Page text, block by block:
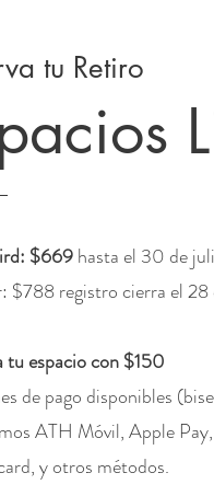
tu Retiro
$669hasta el 30 de
$788 registro cierra el
tu espacio con $150
de pago disponibles
ATH Móvil, Apple
y otros métodos.